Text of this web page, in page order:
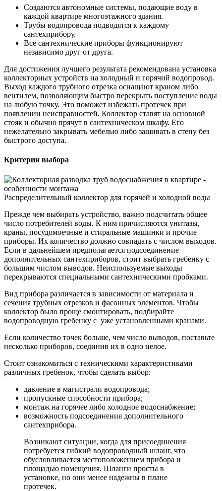
Создаются автономные системы, подающие воду в
каждой квартире многоэтажного здания.
Трубы водопровода подводятся к каждому
сантехприбору.
Все сантехнические приборы функционируют
независимо друг от друга.
Для достижения лучшего результата рекомендована установка
коллекторных устройств на холодный и горячий водопровод.
Выход каждого трубного отрезка оснащают краном либо
вентилем, позволяющим быстро перекрыть поступление воды
на любую точку. Это поможет избежать протечек при
появлении неисправностей. Коллектор ставят на основной
стояк и обычно прячут в сантехническом шкафу. Его
нежелательно закрывать мебелью либо зашивать в стену без
быстрого доступа.
Критерии выбора
Распределительный коллектор для горячей и холодной воды
Прежде чем выбирать устройство, важно подсчитать общее
число потребителей воды. К ним причисляются унитазы,
краны, посудомоечные и стиральные машинки и прочие
приборы. Их количество должно совпадать с числом выходов.
Если в дальнейшем предполагается подсоединение
дополнительных сантехприборов, стоит выбрать гребенку с
большим числом выводов. Неиспользуемые выходы
перекрываются специальными сантехническими пробками.
Вид прибора различается в зависимости от материала и
сечения трубных отрезков и фасонных элементов. Чтобы
коллектор было проще смонтировать, подбирайте
водопроводную гребенку с уже установленными кранами.
Если количество точек больше, чем число выводов, поставьте
несколько приборов, соединив их в одно целое.
Стоит ознакомиться с техническими характеристиками
различных гребенок, чтобы сделать выбор:
давление в магистрали водопровода;
пропускные способности прибора;
монтаж на горячее либо холодное водоснабжение;
возможность подсоединения дополнительного
сантехприбора.
Возникают ситуации, когда для присоединения
потребуется гибкий водопроводный шланг, что
обусловливается местоположением прибора и
площадью помещения. Шланги просты в
установке, но они менее надежны в плане
протечек.